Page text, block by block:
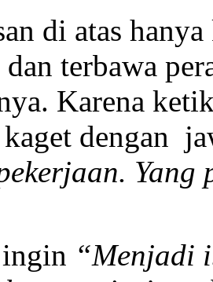
di atas
terbawa
Karena
dengan
Yang
“Menjadi i